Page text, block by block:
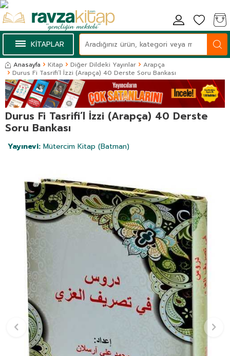
KİTAPLAR
Anasayfa Kitap Diğer Dildeki Yayınlar
Arapça
Durus Fi Tasrifi’l İzzi (Arapça) 40 Derste Soru Bankası
Durus Fi Tasrifi’l İzzi (Arapça) 40 Derste
Soru Bankası
Yayınevi: Mütercim Kitap (Batman)